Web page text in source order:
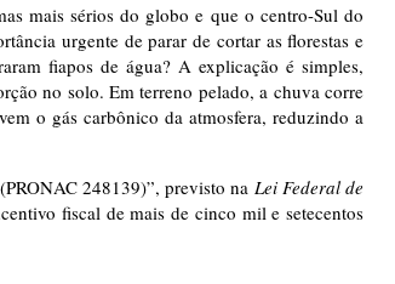
mais sérios do globo e que o centro-Sul do
urgente de parar de cortar as florestas e
fiapos de água? A explicação é simples,
no solo. Em terreno pelado, a chuva corre
o gás carbônico da atmosfera, reduzindo a
248139)”, previsto na Lei Federal de
fiscal de mais de cinco mil e setecentos